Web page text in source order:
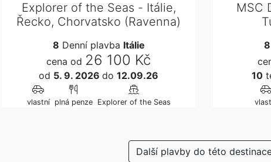
Explorer of the Seas - Itálie,
Řecko, Chorvatsko (Ravenna)
8 Denní plavba Itálie
cena od 26 100 Kč
od 5. 9. 2026 do 12.09.26
vlastní plná penze Explorer of the Seas
MSC
8
10
Další plavby do této